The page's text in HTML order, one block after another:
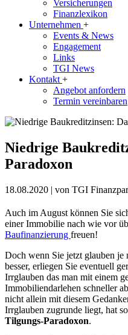
Versicherungen
Finanzlexikon
Unternehmen +
Events & News
Engagement
Links
TGI News
Kontakt +
Angebot anfordern
Termin vereinbaren
Niedrige
Paradoxon
18.08.2020 | von TGI
Auch im August können Sie
einer Immobilie nach wie vor
Baufinanzierung freuen!
Doch wenn Sie jetzt glauben je
besser, erliegen Sie eventuell
Irrglauben das man mit einem
Immobiliendarlehen schneller
nicht allein mit diesem
Irrglauben zugrunde liegt, hat
Tilgungs-Paradoxon.